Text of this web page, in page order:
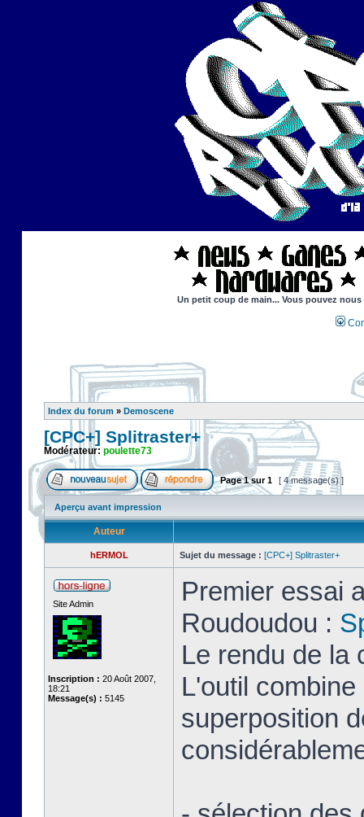
Un petit coup de main... Vous pouvez
Index du forum » Demoscene
[CPC+] Splitraster+
Modérateur: poulette73
Page1sur1 [ 4 message(s) ]
Aperçu avant impression
Auteur
hERMOL Sujet du message : [CPC+] Splitraster+
Site Admin
Inscription : 20 Août 2007,
18:21
Message(s) : 5145
Premier essai
Roudoudou :
Le rendu de la
L'outil
superposition